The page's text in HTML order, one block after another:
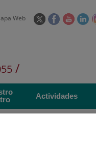
Web
Este
ventana
nueva.
Este
ventana
nueva.
Este
nueva.
/
Actividades